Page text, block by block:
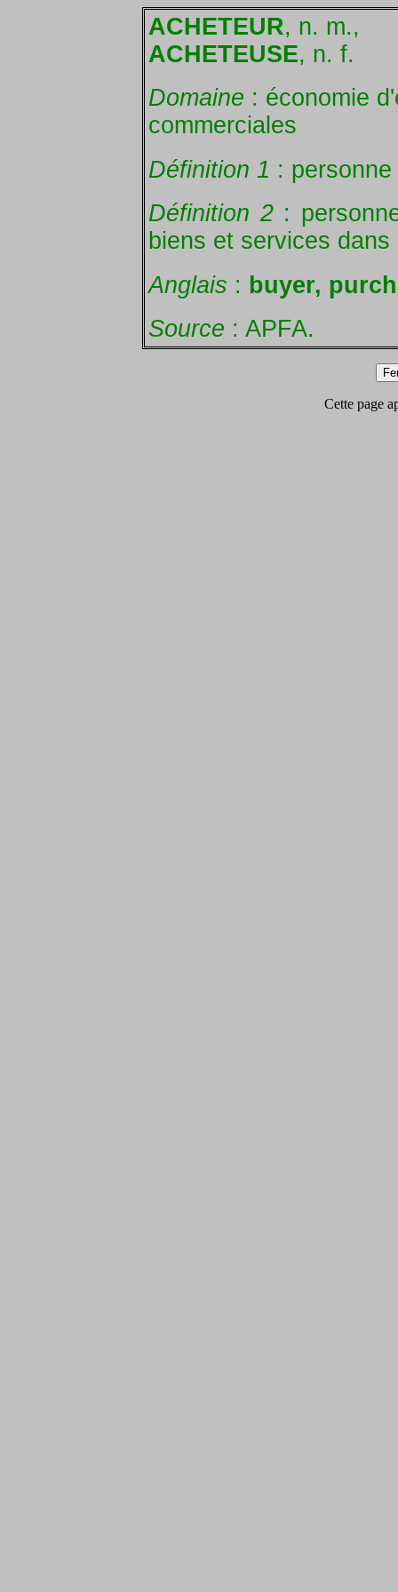
ACHETEUR, n. m.,
ACHETEUSE, n. f.
Domaine : économie
commerciales
Définition 1 :
Définition 2:
biens et services
Anglais : buyer,
Source : APFA.
Cette page